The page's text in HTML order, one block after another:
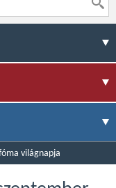
világnapja